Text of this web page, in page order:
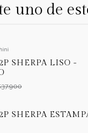
uno de
SHERPA LISO -
SHERPA